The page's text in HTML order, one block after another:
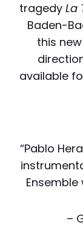
tragedy La
Baden-
this
available
“Pablo
–